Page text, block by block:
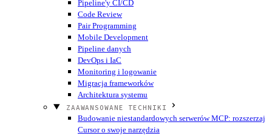
Pipeline'y CI/CD
Code Review
Pair Programming
Mobile Development
Pipeline danych
DevOps i IaC
Monitoring i logowanie
Migracja frameworków
Architektura systemu
ZAAWANSOWANE TECHNIKI
Budowanie niestandardowych serwerów MCP: rozszerzaj
Cursor o swoje narzędzia